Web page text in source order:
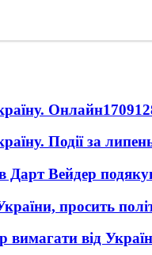
Онлайн1709
Події за
Дарт Вейдер
просить
вимагати від